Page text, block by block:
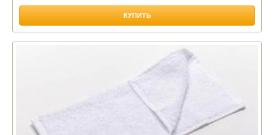
КУПИТЬ